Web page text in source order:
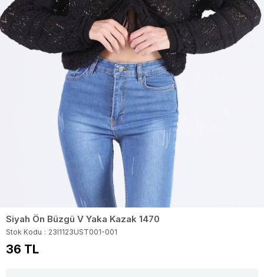
Siyah Ön Büzgü V Yaka Kazak 1470
Stok Kodu 23I1123UST001-001
36 TL